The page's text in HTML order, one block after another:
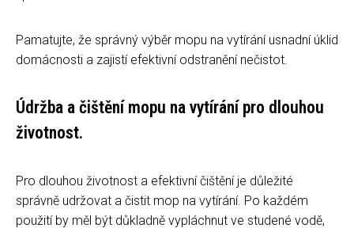
Pamatujte, že správný výběr mopu na vytírání usnadní úklid
domácnosti a zajistí efektivní odstranění nečistot.
Údržba a čištění mopu na vytírání pro dlouhou
životnost.
Pro dlouhou životnost a efektivní čištění je důležité
správně udržovat a čistit mop na vytírání. Po každém
použití by měl být důkladně vypláchnut ve studené vodě,